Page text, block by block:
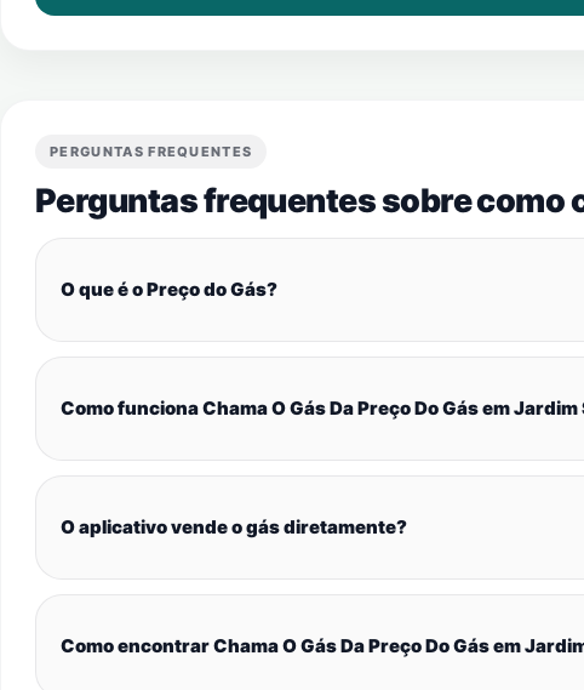
PERGUNTAS FREQUENTES
Perguntas frequentes sobre como
O que é o Preço do Gás?
Como funciona Chama O Gás Da Preço Do Gás em Jardim
O aplicativo vende o gás diretamente?
Como encontrar Chama O Gás Da Preço Do Gás em